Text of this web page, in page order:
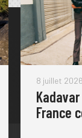
8 juillet
France